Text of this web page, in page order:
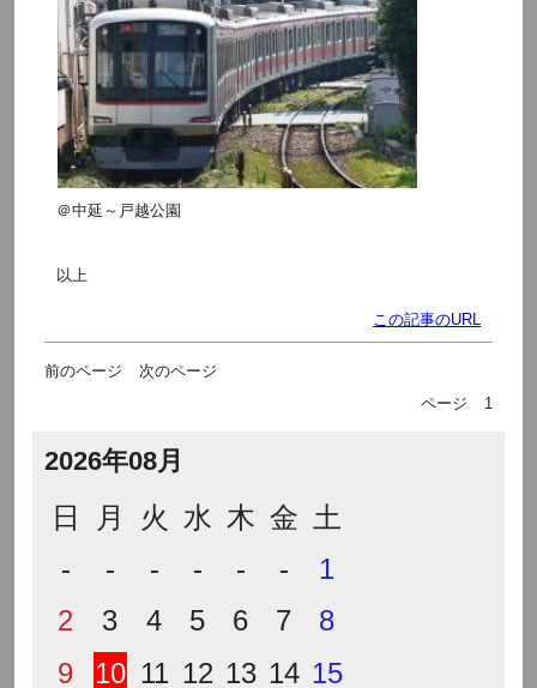
＠中延～戸越公園
以上
この記事のURL
前のページ
次のページ
ページ
1
2026年08月
日 月 火 水 木 金 土
-
- - - - -
1
2
3 4 5 6 7
8
9
10 11 12 13 14 15